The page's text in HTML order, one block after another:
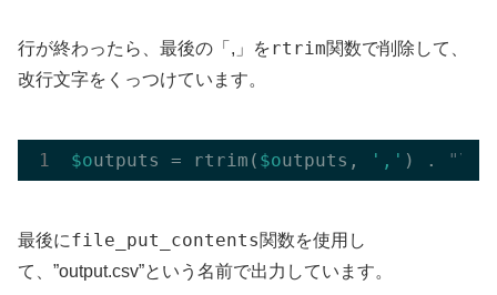
行が終わったら、最後の「,」をrtrim関数で削除して、
改行文字をくっつけています。
$outputs = rtrim( $outputs, ',' ) . "\n"
最後にfile_put_contents関数を使用し
て、”output.csv”という名前で出力しています。